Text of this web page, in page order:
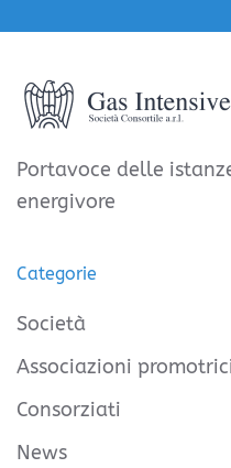
Portavoce delle
energivore
Categorie
Società
Associazioni
Consorziati
News